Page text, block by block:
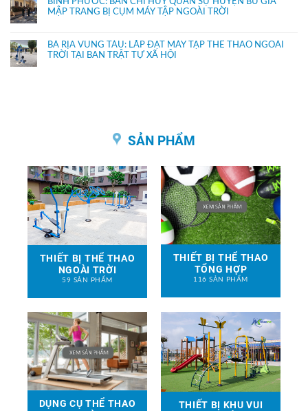
MẬP TRANG BỊ CỤM MÁY TẬP NGOÀI TRỜI
BÀ RỊA VŨNG TÀU: LẮP ĐẶT MÁY TẬP THỂ THAO NGOÀI
TRỜI TẠI BAN TRẬT TỰ XÃ HỘI
SẢN PHẨM
THIẾT BỊ THỂ THAO
NGOÀI TRỜI
59 SẢN PHẨM
THIẾT BỊ THỂ THAO
TỔNG HỢP
116 SẢN PHẨM
DỤNG CỤ THỂ THAO
THIẾT BỊ KHU VUI